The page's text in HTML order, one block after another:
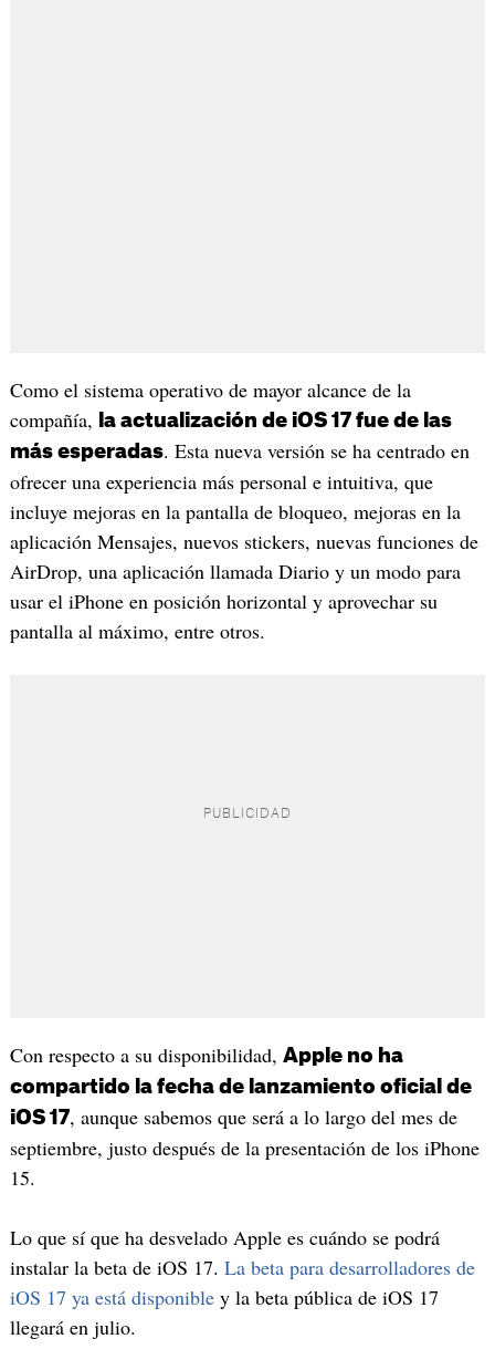
Como el sistema operativo de mayor alcance de la
compañía,
la actualización de iOS 17 fue de las
más esperadas. Esta nueva versión se ha centrado en
ofrecer una experiencia más personal e intuitiva, que
incluye mejoras en la pantalla de bloqueo, mejoras en la
aplicación Mensajes, nuevos stickers, nuevas funciones de
AirDrop, una aplicación llamada Diario y un modo para
usar el iPhone en posición horizontal y aprovechar su
pantalla al máximo, entre otros.
Con respecto a su disponibilidad, Apple no ha
compartido la fecha de lanzamiento oficial de
iOS 17, aunque sabemos que será a lo largo del mes de
septiembre, justo después de la presentación de los iPhone
15.
Lo que sí que ha desvelado Apple es cuándo se podrá
instalar la beta de iOS 17. La beta para desarrolladores de
iOS 17 ya está disponibley la beta pública de iOS 17
llegará en julio.